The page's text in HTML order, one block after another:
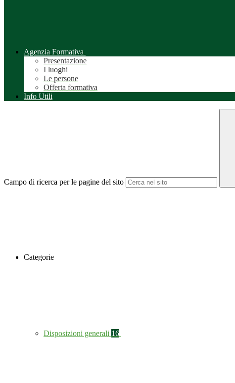
Agenzia Formativa
Presentazione
I luoghi
Le persone
Offerta formativa
Info Utili
Campo di ricerca per le pagine del sito
Categorie
Disposizioni generali 16